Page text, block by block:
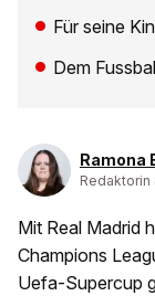
Für seine
Dem
Ramona
Redaktorin
Mit Real Madrid
Champions
Uefa-Supercup